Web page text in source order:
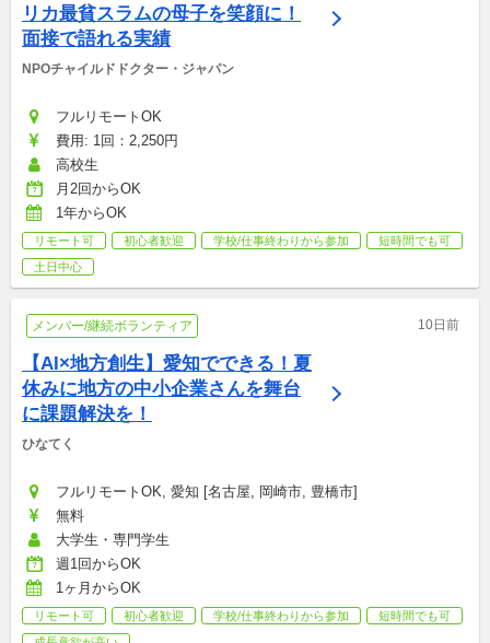
リカ最貧スラムの母子を笑顔に！
面接で語れる実績
NPOチャイルドドクター・ジャパン
フルリモートOK
費用: 1回：2,250円
高校生
月2回からOK
1年からOK
リモート可 初心者歓迎 学校/仕事終わりから参加
短時間でも可
土日中心
メンバー/継続ボランティア 10日前
【AI×地方創生】愛知でできる！夏
休みに地方の中小企業さんを舞台
に課題解決を！
ひなてく
フルリモートOK, 愛知 [名古屋, 岡崎市, 豊橋市]
無料
大学生・専門学生
週1回からOK
1ヶ月からOK
リモート可 初心者歓迎 学校/仕事終わりから参加
短時間でも可